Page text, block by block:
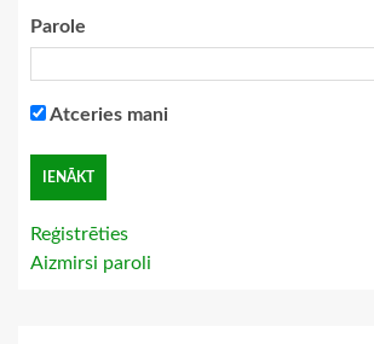
Parole
Atceries mani
Reģistrēties
Aizmirsi paroli